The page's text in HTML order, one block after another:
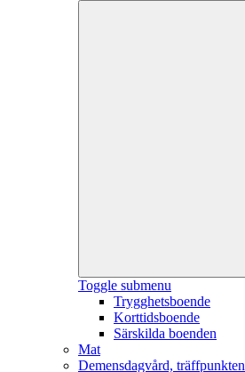
Toggle submenu
Trygghetsboende
Korttidsboende
Särskilda boenden
Mat
Demensdagvård, träffpunkten